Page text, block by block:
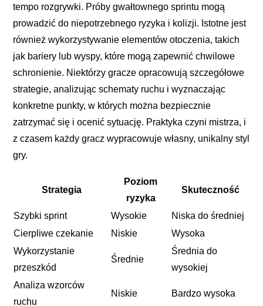
tempo rozgrywki. Próby gwałtownego sprintu mogą
prowadzić do niepotrzebnego ryzyka i kolizji. Istotne jest
również wykorzystywanie elementów otoczenia, takich
jak bariery lub wyspy, które mogą zapewnić chwilowe
schronienie. Niektórzy gracze opracowują szczegółowe
strategie, analizując schematy ruchu i wyznaczając
konkretne punkty, w których można bezpiecznie
zatrzymać się i ocenić sytuację. Praktyka czyni mistrza, i
z czasem każdy gracz wypracowuje własny, unikalny styl
gry.
Strategia
Poziom
ryzyka
Skuteczność
Szybki sprint Wysokie
Niska do średniej
Cierpliwe czekanie
Niskie
Wysoka
Wykorzystanie
przeszkód
Średnie
Średnia do
wysokiej
Analiza wzorców
ruchu
Niskie Bardzo wysoka